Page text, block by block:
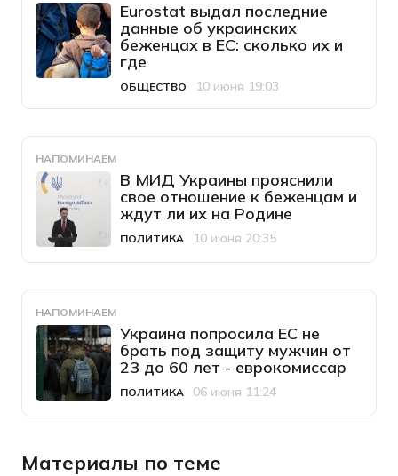
Eurostat выдал последние
данные об украинских
беженцах в ЕС: сколько их и
где
Категория
ОБЩЕСТВО
Дата публикации
10 июня 19:03
НАПОМИНАЕМ
В МИД Украины прояснили
свое отношение к беженцам и
ждут ли их на Родине
Категория
ПОЛИТИКА
Дата публикации
10 июня 20:35
НАПОМИНАЕМ
Украина попросила ЕС не
брать под защиту мужчин от
23 до 60 лет - еврокомиссар
Категория
ПОЛИТИКА
Дата публикации
06 июня 11:24
Материалы по теме